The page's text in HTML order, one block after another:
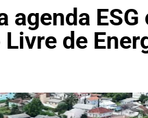
agenda ESG
de